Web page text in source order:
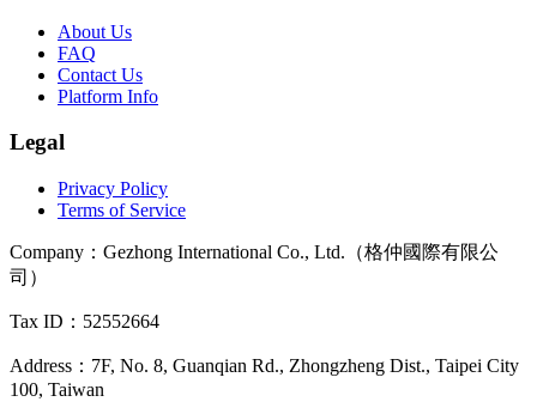
About Us
FAQ
Contact Us
Platform Info
Legal
Privacy Policy
Terms of Service
Company ： Gezhong International Co., Ltd.（格仲國際有限公
司）
Tax ID ：52552664
Address ： 7F, No. 8, Guanqian Rd., Zhongzheng Dist., Taipei City
100, Taiwan